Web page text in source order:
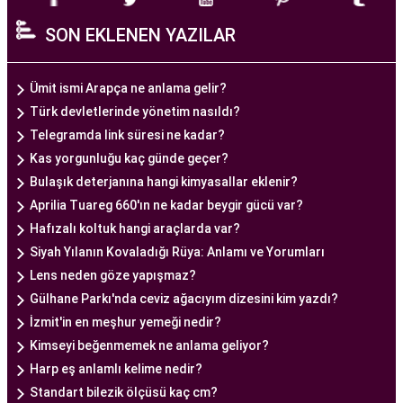
bir ekip tarafından yönetilmektedir. Burada görev
alan tıp profesyonelleri, çiftlere kişiselleştirilmiş
tedavi planları sunarak, her çiftin özel durumunu
dikkate alır. Ayrıca, merkezde kullanılan teknoloji
ve ekipmanlar, tedavi sürecini daha etkili ve
güvenli hale getirir.
Ankara Tüp Bebek Merkezi, hasta odaklı hizmet
anlayışı ve etik prensipler çerçevesinde, çiftlere
sağlıklı bir gebelik yaşama şansı tanıyan kapsamlı
bir tüp bebek hizmeti sunar.
Ankara Tüp Bebek Doktoru
Tüp bebek tedavisi, uzman bir ekibin liderliğinde
ve deneyimli bir doktorun rehberliğinde
yürütülmesi gereken bir süreçtir. Ankara Tüp
Bebek Merkezi'nde görev alan uzman tüp bebek
SON EKLENEN YAZILAR
Ümit ismi Arapça ne anlama gelir?
Türk devletlerinde yönetim nasıldı?
Telegramda link süresi ne kadar?
Kas yorgunluğu kaç günde geçer?
Bulaşık deterjanına hangi kimyasallar eklenir?
Aprilia Tuareg 660'ın ne kadar beygir gücü var?
Hafızalı koltuk hangi araçlarda var?
Siyah Yılanın Kovaladığı Rüya: Anlamı ve Yorumları
Lens neden göze yapışmaz?
Gülhane Parkı'nda ceviz ağacıyım dizesini kim yazdı?
İzmit'in en meşhur yemeği nedir?
Kimseyi beğenmemek ne anlama geliyor?
Harp eş anlamlı kelime nedir?
Standart bilezik ölçüsü kaç cm?